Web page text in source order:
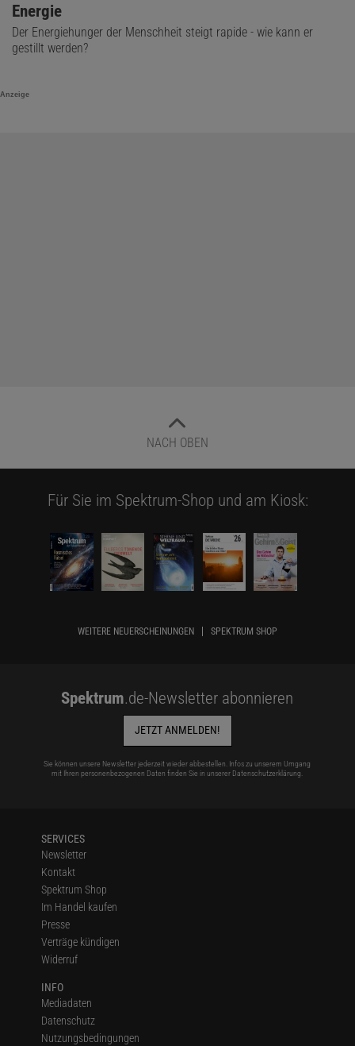
Energie
Der Energiehunger der Menschheit steigt rapide - wie kann er
gestillt werden?
Anzeige
NACH OBEN
Für Sie im Spektrum-Shop und am Kiosk:
WEITERE NEUERSCHEINUNGEN SPEKTRUM SHOP
Spektrum.de-Newsletter abonnieren
JETZT ANMELDEN!
Sie können unsere Newsletter jederzeit wieder abbestellen. Infos zu unserem Umgang
mit Ihren personenbezogenen Daten finden Sie in unserer Datenschutzerklärung
SERVICES
Newsletter
Kontakt
Spektrum Shop
Im Handel kaufen
Presse
Verträge kündigen
Widerruf
INFO
Mediadaten
Datenschutz
Nutzungsbedingungen